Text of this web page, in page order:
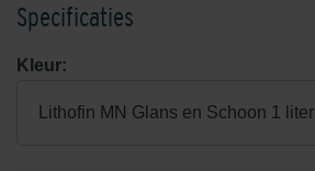
Specificaties
Kleur:
Lithofin MN Glans en Schoon 1 liter